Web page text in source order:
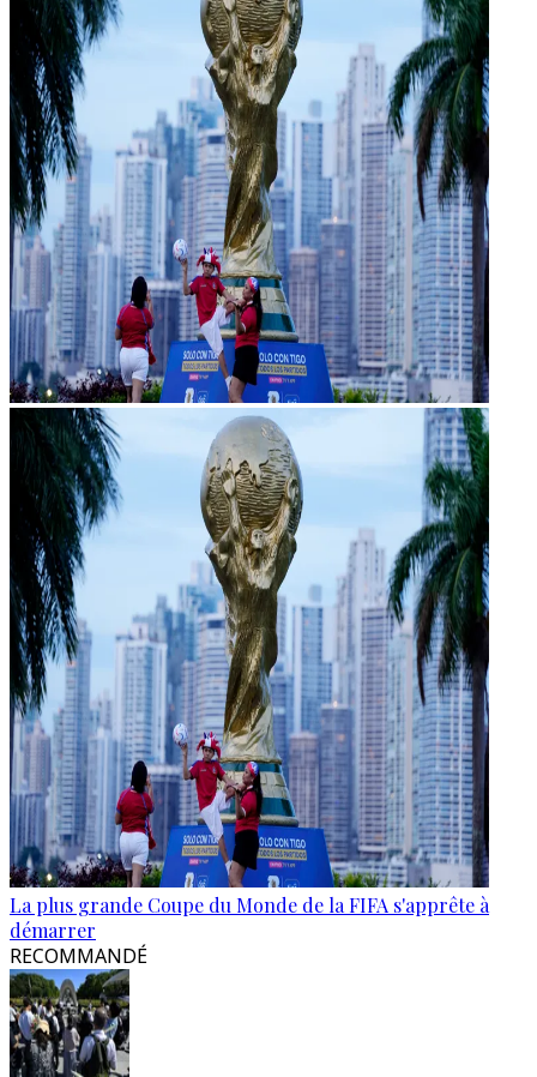
La plus grande Coupe du Monde de la FIFA s'apprête à
démarrer
RECOMMANDÉ